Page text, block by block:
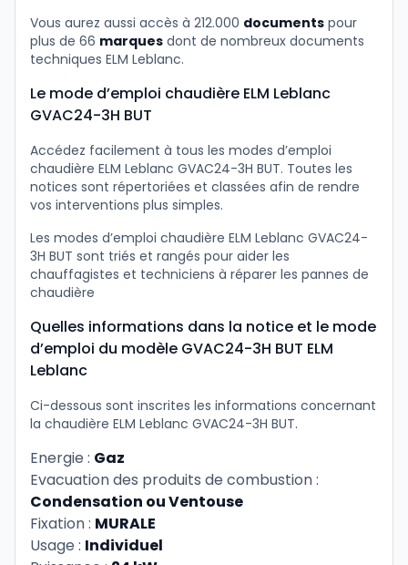
Vous aurez aussi accès à 212.000 documents pour
plus de 66 marques dont de nombreux documents
techniques ELM Leblanc.
Le mode d’emploi chaudière ELM Leblanc
GVAC24-3H BUT
Accédez facilement à tous les modes d’emploi
chaudière ELM Leblanc GVAC24-3H BUT. Toutes les
notices sont répertoriées et classées afin de rendre
vos interventions plus simples.
Les modes d’emploi chaudière ELM Leblanc GVAC24-
3H BUT sont triés et rangés pour aider les
chauffagistes et techniciens à réparer les pannes de
chaudière
Quelles informations dans la notice et le mode
d’emploi du modèle GVAC24-3H BUT ELM
Leblanc
Ci-dessous sont inscrites les informations concernant
la chaudière ELM Leblanc GVAC24-3H BUT.
Energie : Gaz
Evacuation des produits de combustion :
Condensation ou Ventouse
Fixation : MURALE
Usage : Individuel